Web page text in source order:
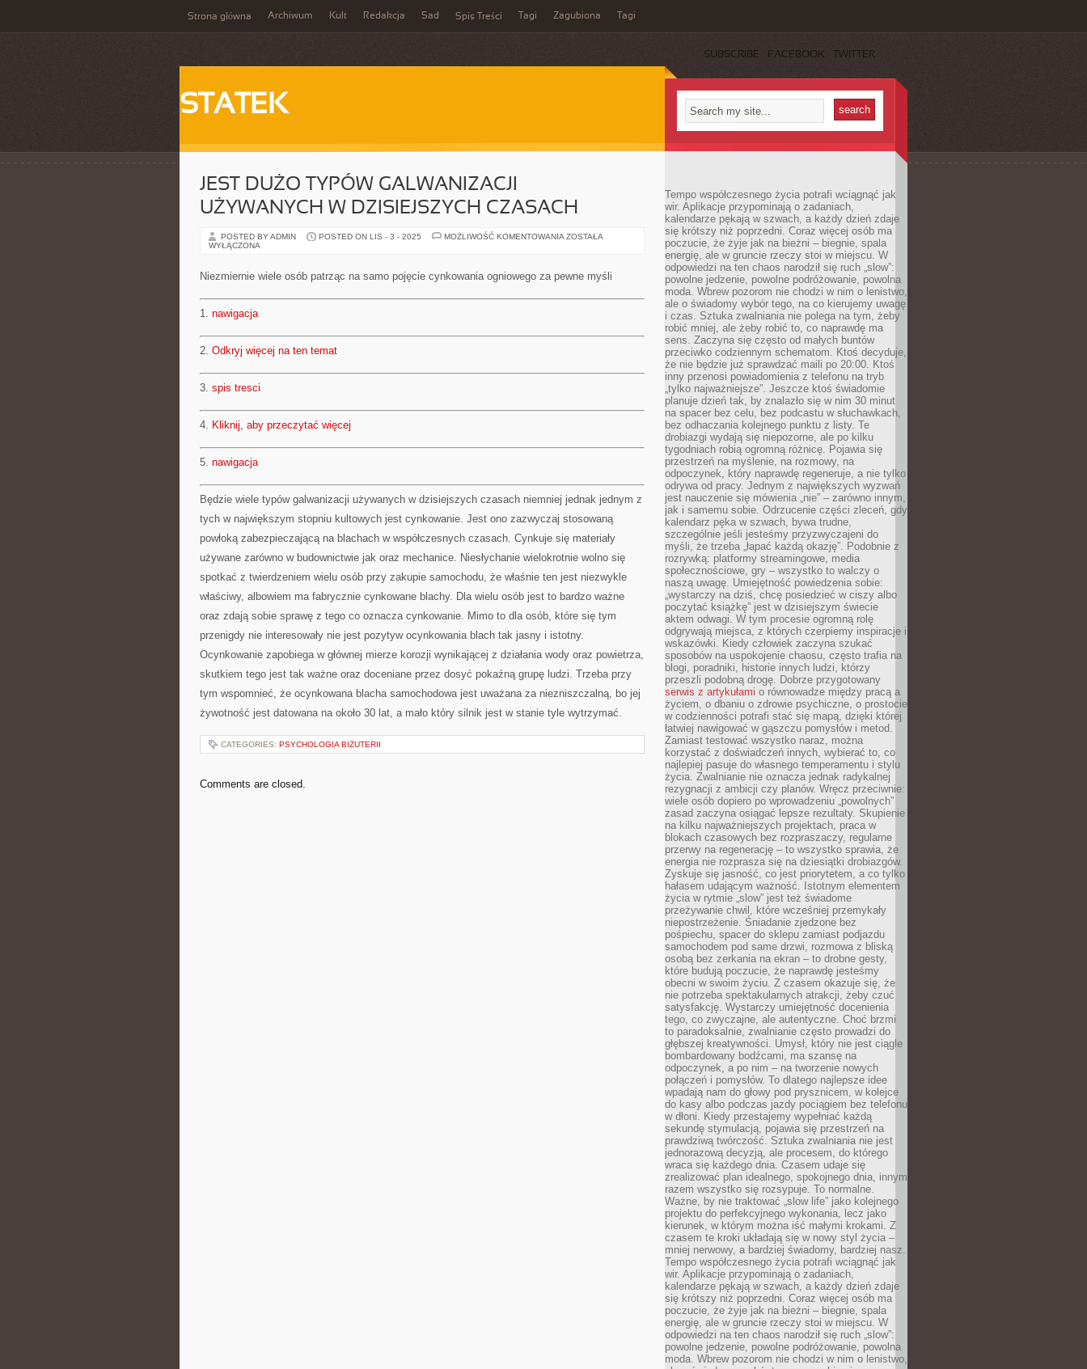
Strona główna Archiwum Kult Redakcja Sad Spis Treści Tagi Zagubiona Tagi
SUBSCRIBE FACEBOOK TWITTER
STATEK
JEST DUŻO TYPÓW GALWANIZACJI
UŻYWANYCH W DZISIEJSZYCH CZASACH
POSTED BY ADMIN POSTED ON LIS - 3 - 2025 MOŻLIWOŚĆ KOMENTOWANIA JEST
UŻYWANYCH
W
CZASACH
ZOSTAŁA
WYŁĄCZONA
Niezmiernie wiele osób patrząc na samo pojęcie cynkowania ogniowego za pewne myśli
1. nawigacja
2. Odkryj więcej na ten temat
3. spis tresci
4. Kliknij, aby przeczytać więcej
5. nawigacja
Będzie wiele typów galwanizacji używanych w dzisiejszych czasach niemniej jednak jednym z
tych w największym stopniu kultowych jest cynkowanie. Jest ono zazwyczaj stosowaną
powłoką zabezpieczającą na blachach w współczesnych czasach. Cynkuje się materiały
używane zarówno w budownictwie jak oraz mechanice. Niesłychanie wielokrotnie wolno się
spotkać z twierdzeniem wielu osób przy zakupie samochodu, że właśnie ten jest niezwykle
właściwy, albowiem ma fabrycznie cynkowane blachy. Dla wielu osób jest to bardzo ważne
oraz zdają sobie sprawę z tego co oznacza cynkowanie. Mimo to dla osób, które się tym
przenigdy nie interesowały nie jest pozytyw ocynkowania blach tak jasny i istotny.
Ocynkowanie zapobiega w głównej mierze korozji wynikającej z działania wody oraz powietrza,
skutkiem tego jest tak ważne oraz doceniane przez dosyć pokaźną grupę ludzi. Trzeba przy
tym wspomnieć, że ocynkowana blacha samochodowa jest uważana za niezniszczalną, bo jej
żywotność jest datowana na około 30 lat, a mało który silnik jest w stanie tyle wytrzymać.
CATEGORIES: PSYCHOLOGIA BIŻUTERII
Comments are closed.
Tempo współczesnego życia potrafi wciągnąć jak
wir. Aplikacje przypominają o zadaniach,
kalendarze pękają w szwach, a każdy dzień zdaje
się krótszy niż poprzedni. Coraz więcej osób ma
poczucie, że żyje jak na bieżni – biegnie, spala
energię, ale w gruncie rzeczy stoi w miejscu. W
odpowiedzi na ten chaos narodził się ruch „slow”:
powolne jedzenie, powolne podróżowanie, powolna
moda. Wbrew pozorom nie chodzi w nim o lenistwo,
ale o świadomy wybór tego, na co kierujemy uwagę
i czas. Sztuka zwalniania nie polega na tym, żeby
robić mniej, ale żeby robić to, co naprawdę ma
sens. Zaczyna się często od małych buntów
przeciwko codziennym schematom. Ktoś decyduje,
że nie będzie już sprawdzać maili po 20:00. Ktoś
inny przenosi powiadomienia z telefonu na tryb
„tylko najważniejsze”. Jeszcze ktoś świadomie
planuje dzień tak, by znalazło się w nim 30 minut
na spacer bez celu, bez podcastu w słuchawkach,
bez odhaczania kolejnego punktu z listy. Te
drobiazgi wydają się niepozorne, ale po kilku
tygodniach robią ogromną różnicę. Pojawia się
przestrzeń na myślenie, na rozmowy, na
odpoczynek, który naprawdę regeneruje, a nie tylko
odrywa od pracy. Jednym z największych wyzwań
jest nauczenie się mówienia „nie” – zarówno innym,
jak i samemu sobie. Odrzucenie części zleceń, gdy
kalendarz pęka w szwach, bywa trudne,
szczególnie jeśli jesteśmy przyzwyczajeni do
myśli, że trzeba „łapać każdą okazję”. Podobnie z
rozrywką: platformy streamingowe, media
społecznościowe, gry – wszystko to walczy o
naszą uwagę. Umiejętność powiedzenia sobie:
„wystarczy na dziś, chcę posiedzieć w ciszy albo
poczytać książkę” jest w dzisiejszym świecie
aktem odwagi. W tym procesie ogromną rolę
odgrywają miejsca, z których czerpiemy inspiracje i
wskazówki. Kiedy człowiek zaczyna szukać
sposobów na uspokojenie chaosu, często trafia na
blogi, poradniki, historie innych ludzi, którzy
przeszli podobną drogę. Dobrze przygotowany
serwis z artykułami o równowadze między pracą a
życiem, o dbaniu o zdrowie psychiczne, o prostocie
w codzienności potrafi stać się mapą, dzięki której
łatwiej nawigować w gąszczu pomysłów i metod.
Zamiast testować wszystko naraz, można
korzystać z doświadczeń innych, wybierać to, co
najlepiej pasuje do własnego temperamentu i stylu
życia. Zwalnianie nie oznacza jednak radykalnej
rezygnacji z ambicji czy planów. Wręcz przeciwnie:
wiele osób dopiero po wprowadzeniu „powolnych”
zasad zaczyna osiągać lepsze rezultaty. Skupienie
na kilku najważniejszych projektach, praca w
blokach czasowych bez rozpraszaczy, regularne
przerwy na regenerację – to wszystko sprawia, że
energia nie rozprasza się na dziesiątki drobiazgów.
Zyskuje się jasność, co jest priorytetem, a co tylko
hałasem udającym ważność. Istotnym elementem
życia w rytmie „slow” jest też świadome
przeżywanie chwil, które wcześniej przemykały
niepostrzeżenie. Śniadanie zjedzone bez
pośpiechu, spacer do sklepu zamiast podjazdu
samochodem pod same drzwi, rozmowa z bliską
osobą bez zerkania na ekran – to drobne gesty,
które budują poczucie, że naprawdę jesteśmy
obecni w swoim życiu. Z czasem okazuje się, że
nie potrzeba spektakularnych atrakcji, żeby czuć
satysfakcję. Wystarczy umiejętność docenienia
tego, co zwyczajne, ale autentyczne. Choć brzmi
to paradoksalnie, zwalnianie często prowadzi do
głębszej kreatywności. Umysł, który nie jest ciągle
bombardowany bodźcami, ma szansę na
odpoczynek, a po nim – na tworzenie nowych
połączeń i pomysłów. To dlatego najlepsze idee
wpadają nam do głowy pod prysznicem, w kolejce
do kasy albo podczas jazdy pociągiem bez telefonu
w dłoni. Kiedy przestajemy wypełniać każdą
sekundę stymulacją, pojawia się przestrzeń na
prawdziwą twórczość. Sztuka zwalniania nie jest
jednorazową decyzją, ale procesem, do którego
wraca się każdego dnia. Czasem udaje się
zrealizować plan idealnego, spokojnego dnia, innym
razem wszystko się rozsypuje. To normalne.
Ważne, by nie traktować „slow life” jako kolejnego
projektu do perfekcyjnego wykonania, lecz jako
kierunek, w którym można iść małymi krokami. Z
czasem te kroki układają się w nowy styl życia –
mniej nerwowy, a bardziej świadomy, bardziej nasz.
Tempo współczesnego życia potrafi wciągnąć jak
wir. Aplikacje przypominają o zadaniach,
kalendarze pękają w szwach, a każdy dzień zdaje
się krótszy niż poprzedni. Coraz więcej osób ma
poczucie, że żyje jak na bieżni – biegnie, spala
energię, ale w gruncie rzeczy stoi w miejscu. W
odpowiedzi na ten chaos narodził się ruch „slow”:
powolne jedzenie, powolne podróżowanie, powolna
moda. Wbrew pozorom nie chodzi w nim o lenistwo,